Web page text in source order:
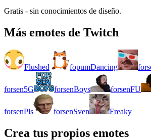
Gratis - sin conocimientos de diseño.
Más emotes de Twitch
Flushed fopumDancing
forsen5G forsenBoys forsenFU
forsenPls forsenSven Freaky
Crea tus propios emotes